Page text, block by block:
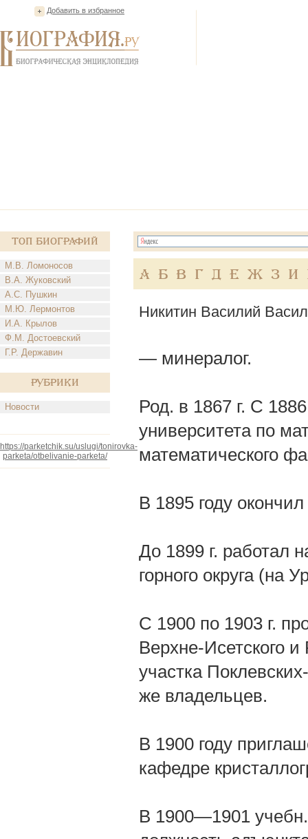
Добавить в избранное
Топ Биографий
М.В. Ломоносов
В.А. Жуковский
А.С. Пушкин
М.Ю. Лермонтов
И.А. Крылов
Ф.М. Достоевский
Г.Р. Державин
Рубрики
Новости
https://parketchik.su/uslugi/tonirovka-
parketa/otbelivanie-parketa/
А Б В Г Д Е Ж З И
Никитин Василий
— минералог.
Род. в 1867 г. С
университета по
математического
В 1895 году
До 1899 г. работал
горного округа (на
С 1900 по 1903 г.
Верхне-Исетского
участка
же владельцев.
В 1900 году
кафедре
В 1900—1901 учебн.